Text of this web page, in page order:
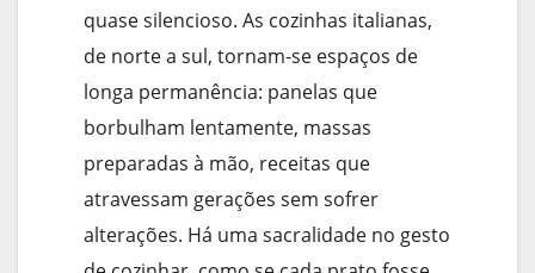
quase silencioso. As cozinhas italianas,
de norte a sul, tornam-se espaços de
longa permanência: panelas que
borbulham lentamente, massas
preparadas à mão, receitas que
atravessam gerações sem sofrer
alterações. Há uma sacralidade no gesto